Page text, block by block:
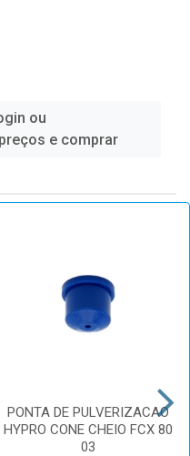
ou
e comprar
PONTA DE PULVERIZACAO
HYPRO CONE CHEIO FCX 80
03